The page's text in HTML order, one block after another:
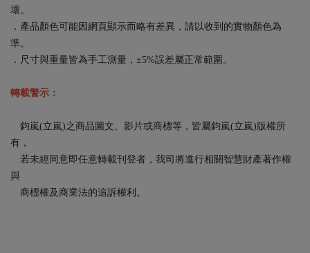
壞。
．產品顏色可能因網頁顯示而略有差異，請以收到的實物顏色為
準。
．尺寸與重量皆為手工測量，±5%誤差屬正常範圍。
轉載警示：
鈞嵐(立嵐)之商品圖文、影片或商標等，皆屬鈞嵐(立嵐)版權所
有，
若未經同意即任意轉載刊登者，我司將進行相關智慧財產著作權
與
商標權及商業法的追訴權利。